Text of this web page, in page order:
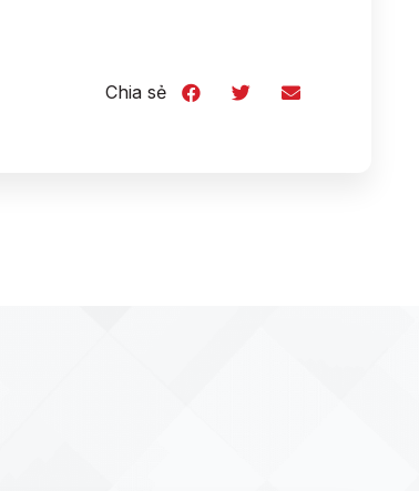
Chia sẻ